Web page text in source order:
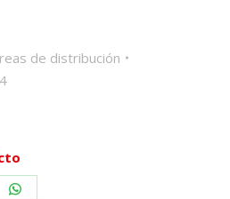
de distribución